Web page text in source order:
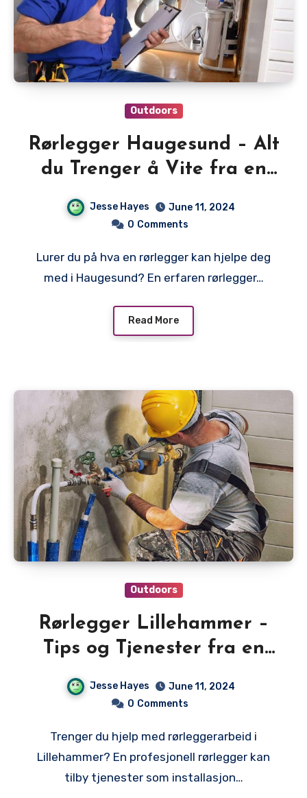
Outdoors
Rørlegger Haugesund – Alt
du Trenger å Vite fra en
Erfaren Rørlegger
Jesse Hayes
June 11, 2024
0 Comments
Lurer du på hva en rørlegger kan hjelpe deg
med i Haugesund? En erfaren rørlegger…
Read More
Outdoors
Rørlegger Lillehammer –
Tips og Tjenester fra en
Profesjonell Rørlegger
Jesse Hayes
June 11, 2024
0 Comments
Trenger du hjelp med rørleggerarbeid i
Lillehammer? En profesjonell rørlegger kan
tilby tjenester som installasjon…